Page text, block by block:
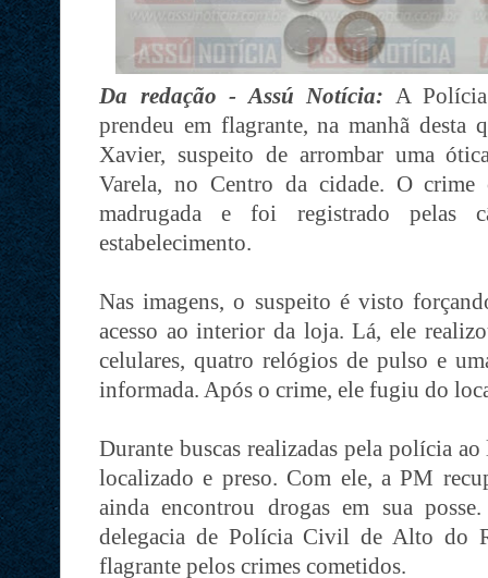
Da redação - Assú Notícia: A
prendeu em flagrante, na manhã desta
Xavier, suspeito de arrombar uma
Varela, no Centro da cidade. O
madrugada e foi registrado pelas
estabelecimento.
Nas imagens, o suspeito é visto
acesso ao interior da loja. Lá, ele
celulares, quatro relógios de pulso e
informada. Após o crime, ele fugiu do
Durante buscas realizadas pela polícia
localizado e preso. Com ele, a PM
ainda encontrou drogas em sua
delegacia de Polícia Civil de Alto do
flagrante pelos crimes cometidos.